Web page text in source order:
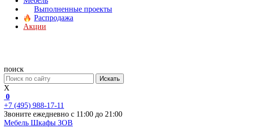
Выполненные проекты
Распродажа
Акции
поиск
Искать
X
0
+7 (495) 988-17-11
Звоните ежедневно с 11:00 до 21:00
Мебель Шкафы ЗОВ